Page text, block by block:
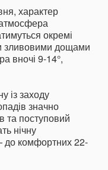
характер
окремі
зливовими дощами
вночі 9-14°,
із заходу
значно
та поступовий
нічну
до комфортних 22-